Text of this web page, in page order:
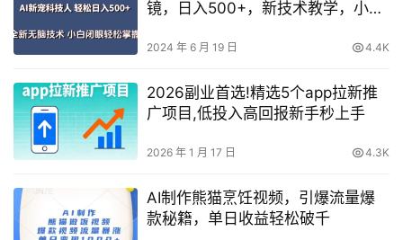
镜，日入500+，新技术教学，小白
2024 年 6 月 19 日 4.4K
2026副业首选!精选5个app拉新推
广项目,低投入高回报新手秒上手
2026 年 1 月 17 日 4.3K
AI制作熊猫烹饪视频，引爆流量爆
款秘籍，单日收益轻松破千